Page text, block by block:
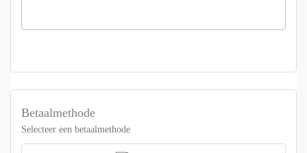
Betaalmethode
Selecteer een betaalmethode